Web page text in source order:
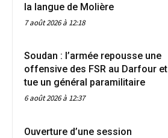
la langue de Molière
7 août 2026 à 12:18
Soudan : l’armée repousse une
offensive des FSR au Darfour et
tue un général paramilitaire
6 août 2026 à 12:37
Ouverture d’une session